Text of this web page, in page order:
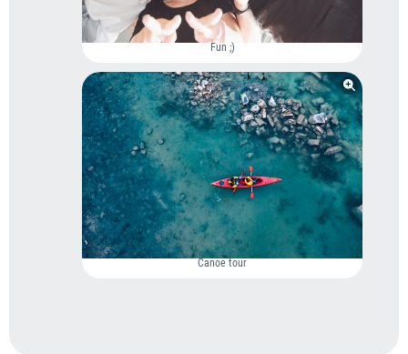
Fun ;)
Canoe tour